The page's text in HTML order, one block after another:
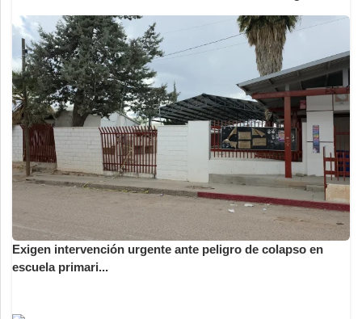
Exigen intervención urgente ante peligro de colapso en
escuela primari...